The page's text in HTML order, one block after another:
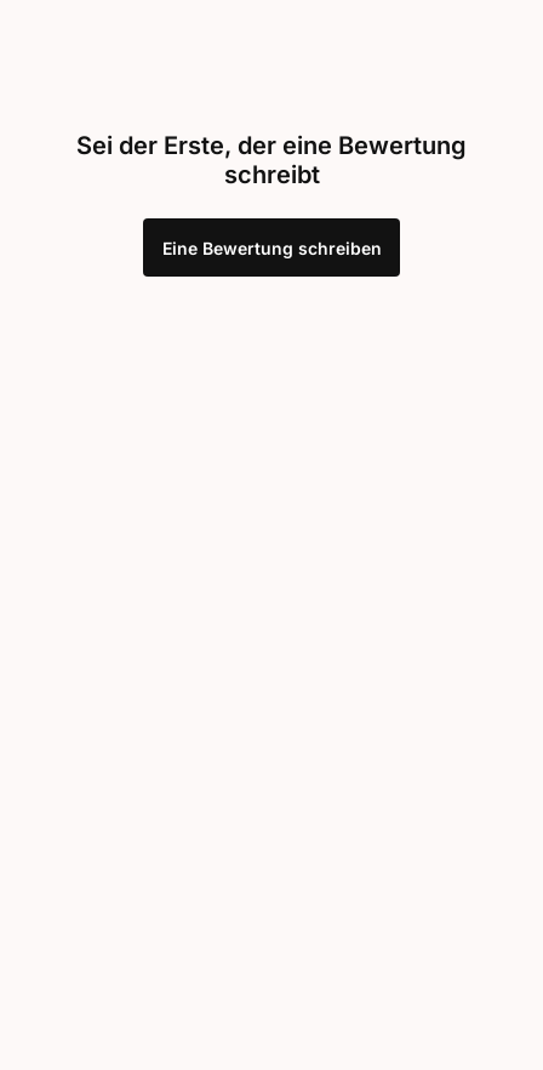
Sei der Erste, der eine Bewertung
schreibt
Eine Bewertung schreiben